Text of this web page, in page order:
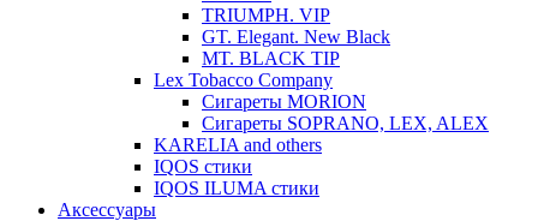
TRIUMPH. VIP
GT. Elegant. New Black
MT. BLACK TIP
Lex Tobacco Company
Сигареты MORION
Сигареты SOPRANO, LEX, ALEX
KARELIA and others
IQOS стики
IQOS ILUMA стики
Аксессуары